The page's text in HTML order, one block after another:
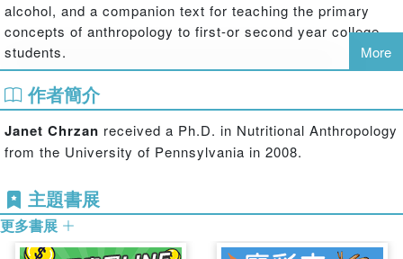
alcohol, and a companion text for teaching the primary
concepts of anthropology to first-or second year college
students.
More
作者簡介
Janet Chrzan received a Ph.D. in Nutritional Anthropology
from the University of Pennsylvania in 2008.
主題書展
更多書展